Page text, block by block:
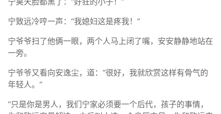
宁致远冷哼一声：“我媳妇这是疼我！”
宁爷爷扫了他俩一眼，两个人马上闭了嘴，安安静静地站在
一旁。
宁爷爷又看向安逸尘，道：“很好，我就欣赏这样有骨气的
年轻人。”
“只是你是男人，我们宁家必须要一个后代，孩子的事情，